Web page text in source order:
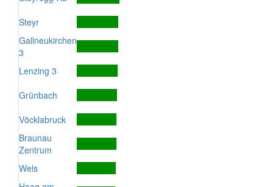
Steyr
Gallneukirchen
3
Lenzing 3
Grünbach
Vöcklabruck
Braunau
Zentrum
Wels